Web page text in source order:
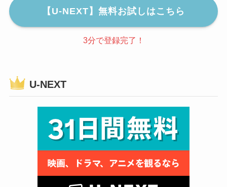
【U-NEXT】無料お試しはこちら
3分で登録完了！
U-NEXT